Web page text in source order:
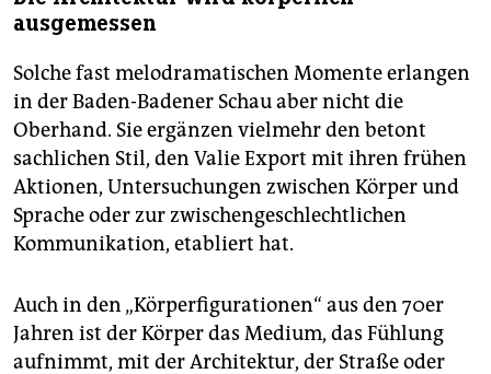
ausgemessen
Solche fast melodramatischen Momente erlangen
in der Baden-Badener Schau aber nicht die
Oberhand. Sie ergänzen vielmehr den betont
sachlichen Stil, den Valie Export mit ihren frühen
Aktionen, Untersuchungen zwischen Körper und
Sprache oder zur zwischengeschlechtlichen
Kommunikation, etabliert hat.
Auch in den „Körperfigurationen“ aus den 70er
Jahren ist der Körper das Medium, das Fühlung
aufnimmt, mit der Architektur, der Straße oder